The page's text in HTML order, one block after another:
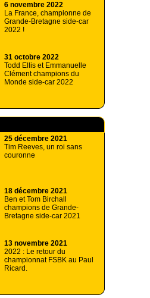
6 novembre 2022
La France, championne de
Grande-Bretagne side-car
2022 !
31 octobre 2022
Todd Ellis et Emmanuelle
Clément champions du
Monde side-car 2022
25 décembre 2021
Tim Reeves, un roi sans
couronne
18 décembre 2021
Ben et Tom Birchall
champions de Grande-
Bretagne side-car 2021
13 novembre 2021
2022 : Le retour du
championnat FSBK au Paul
Ricard.